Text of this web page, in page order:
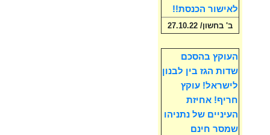
לאישור הכנסת!!
ב' בחשון/ 27.10.22
העוקץ בהסכם
שדות הגז בין לבנון
לישראל! עוקץ
חריף! אחיזת
העיניים של נתניהו
שמסר חינם